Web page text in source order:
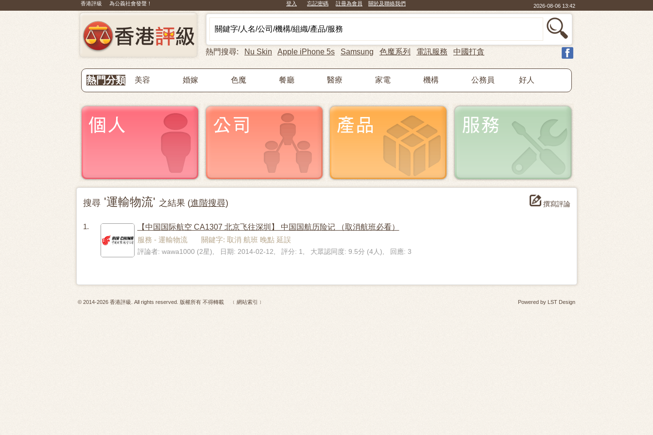
香港評級 為公義社會發聲！ 登入 忘記密碼 註冊為會員 關於及聯絡我們 2026-08-06 13:42
熱門搜尋: Nu Skin Apple iPhone 5s Samsung 色魔系列 電訊服務 中國打貪
熱門分類 美容 婚嫁 色魔 餐廳 醫療 家電 機構 公務員 好人
搜尋'運輸物流' 之結果 (進階搜尋) 撰寫評論
1.
【中国国际航空 CA1307 北京飞往深圳】 中国国航历险记 （取消航班必看）
服務 - 運輸物流 關鍵字: 取消 航班 晚點 延誤
評論者: wawa1000 (2星), 日期: 2014-02-12, 評分: 1, 大眾認同度: 9.5分 (4人), 回應: 3
© 2014-2026 香港評級. All rights reserved. 版權所有 不得轉載 ﹝網站索引﹞ Powered by LST Design